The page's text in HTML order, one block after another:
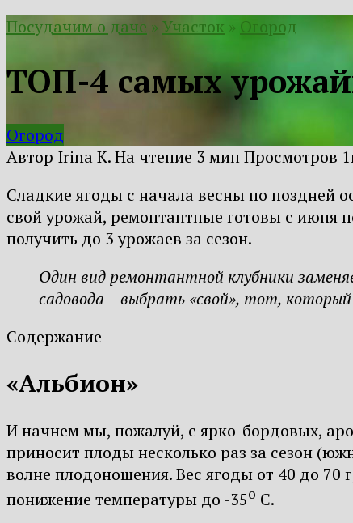
Посудачим о даче »Участок » Огород
ТОП-4 самых
Огород
Автор Irina K.На чтение 3 минПросмотров
Сладкие ягоды с начала весны по поздней
свой урожай, ремонтантные готовы с июня
получить до 3 урожаев за сезон.
Один вид ремонтантной клубники
садовода – выбрать «свой», тот,
Содержание
«Альбион»
И начнем мы, пожалуй, с ярко-бордовых,
приносит плоды несколько раз за сезон
волне плодоношения. Вес ягоды от 40 до 70
понижение температуры до -35о С.